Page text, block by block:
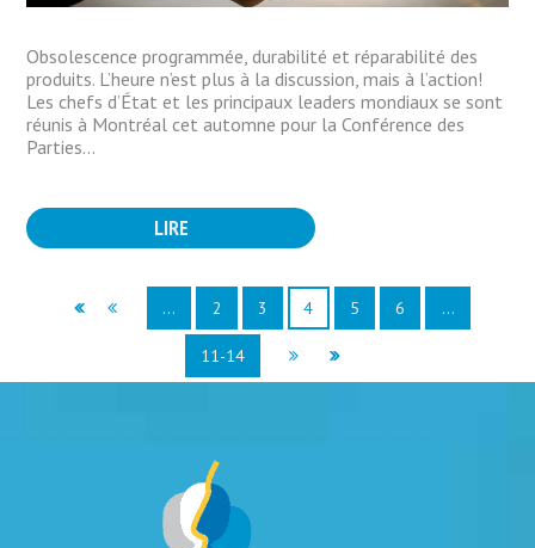
Obsolescence programmée, durabilité et réparabilité des
produits. L’heure n’est plus à la discussion, mais à l’action!
Les chefs d’État et les principaux leaders mondiaux se sont
réunis à Montréal cet automne pour la Conférence des
Parties...
LIRE
… 2 3 4 5 6 …
11-14